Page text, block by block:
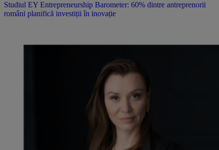
Studiul EY Entrepreneurship Barometer: 60% dintre antreprenorii
români planifică investiții în inovație